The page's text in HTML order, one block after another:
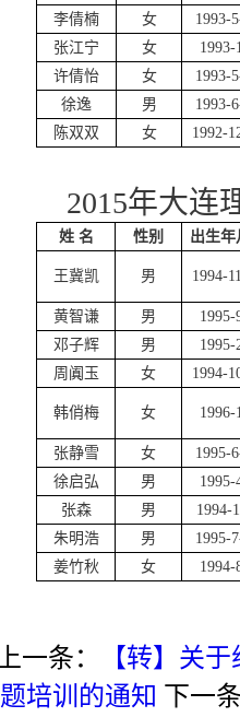
李倩楠
女
1993-
张江宁
女
1993-
许倩怡
女
1993-
徐逸
男
1993-
陈双双
女 1992-
2015年大连
姓 名 性别 出生年
王冀凯 男 1994-
黄智谦 男
1995-
邓子辉
男
1995-
周阗玉
女 1994-
韩俏梅 女 1996-
张静雪 女
1995-
徐启弘
男
1995-
张森
男
1994-
朱明浩
男
1995-
姜竹秋
女 1994-
上一条：
【转】关
题培训的通知 下一